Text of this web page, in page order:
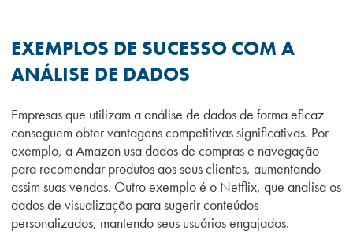
EXEMPLOS DE SUCESSO COM A
ANÁLISE DE DADOS
Empresas que utilizam a análise de dados de forma eficaz
conseguem obter vantagens competitivas significativas. Por
exemplo, a Amazon usa dados de compras e navegação
para recomendar produtos aos seus clientes, aumentando
assim suas vendas. Outro exemplo é o Netflix, que analisa os
dados de visualização para sugerir conteúdos
personalizados, mantendo seus usuários engajados.